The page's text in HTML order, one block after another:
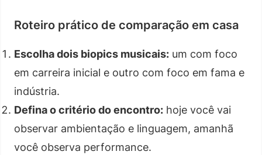
Roteiro prático de comparação em casa
Escolha dois biopics musicais: um com foco
em carreira inicial e outro com foco em fama e
indústria.
Defina o critério do encontro: hoje você vai
observar ambientação e linguagem, amanhã
você observa performance.